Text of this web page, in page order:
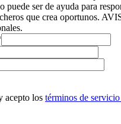
puede ser de ayuda para
que crea oportunos.
acepto los términos de